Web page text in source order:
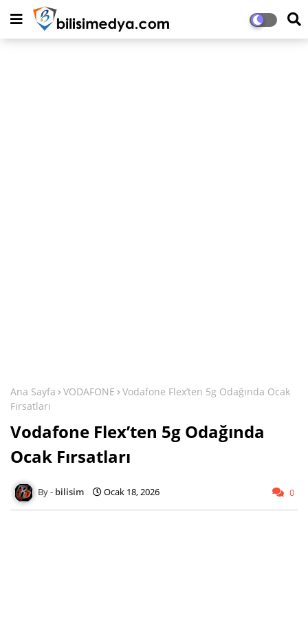
Ana Sayfa VODAFONE
Vodafone Flex’ten 5g Odağında Ocak
Fırsatları
Vodafone Flex’ten 5g Odağında
Ocak Fırsatları
bilisim Ocak 18, 2026 0